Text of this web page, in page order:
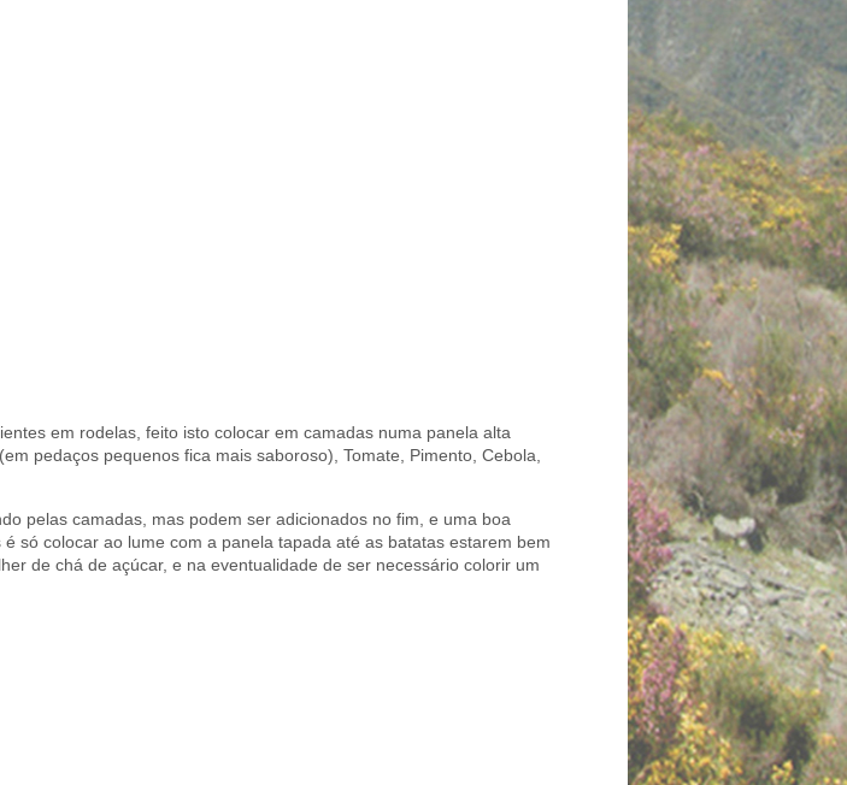
em rodelas, feito isto colocar em camadas numa panela alta
pedaços pequenos fica mais saboroso), Tomate, Pimento, Cebola,
pelas camadas, mas podem ser adicionados no fim, e uma boa
só colocar ao lume com a panela tapada até as batatas estarem bem
de chá de açúcar, e na eventualidade de ser necessário colorir um